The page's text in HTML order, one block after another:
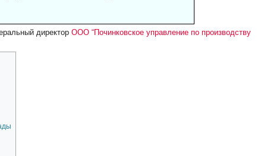
директорООО “Починковское управление по производству